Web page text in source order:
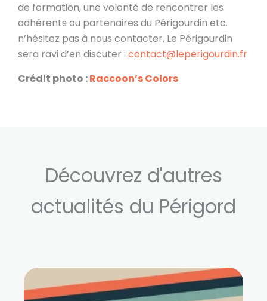
de formation, une volonté de rencontrer les
adhérents ou partenaires du Périgourdin etc.
n’hésitez pas à nous contacter, Le Périgourdin
sera ravi d’en discuter : contact@leperigourdin.fr
Crédit photo :Raccoon’s Colors
Découvrez d'autres
actualités du Périgord